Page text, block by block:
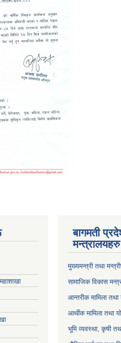
बागमती
मन्त्रालयहरु
मुख्यमन्त्री तथा
सामाजिक विकास
आन्तरीक मामिला
आर्थीक मामिला तथा
भूमि व्यवस्था, कृषी